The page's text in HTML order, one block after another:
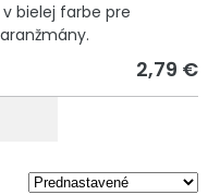
bielej farbe pre
2,79 €